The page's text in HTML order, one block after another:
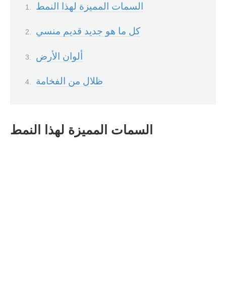
السمات المميزة لهذا النمط
كل ما هو جديد قديم منسي
ألوان الأرض
ظلال من الفخامة
السمات المميزة لهذا النمط